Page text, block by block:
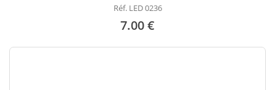
Réf. LED 0236
7.00 €